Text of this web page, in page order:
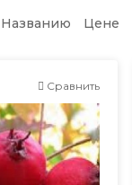
Названию Цене
Сравнить